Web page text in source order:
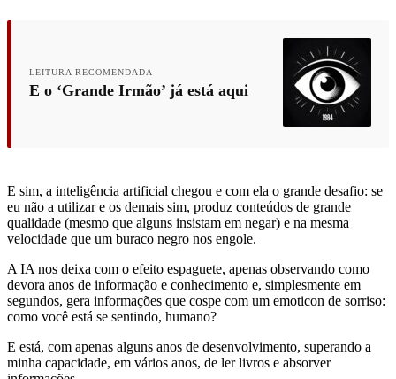
LEITURA RECOMENDADA
E o ‘Grande Irmão’ já está aqui
E sim, a inteligência artificial chegou e com ela o grande desafio: se
eu não a utilizar e os demais sim, produz conteúdos de grande
qualidade (mesmo que alguns insistam em negar) e na mesma
velocidade que um buraco negro nos engole.
A IA nos deixa com o efeito espaguete, apenas observando como
devora anos de informação e conhecimento e, simplesmente em
segundos, gera informações que cospe com um emoticon de sorriso:
como você está se sentindo, humano?
E está, com apenas alguns anos de desenvolvimento, superando a
minha capacidade, em vários anos, de ler livros e absorver